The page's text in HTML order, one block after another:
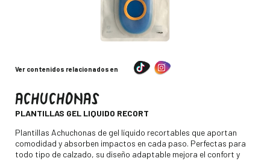
Ver contenidos relacionados en
ACHUCHONAS-
PLANTILLAS GEL LIQUIDO RECORT
Descripción
Plantillas Achuchonas de gel líquido recortables que aportan
comodidad y absorben impactos en cada paso. Perfectas para
todo tipo de calzado, su diseño adaptable mejora el confort y